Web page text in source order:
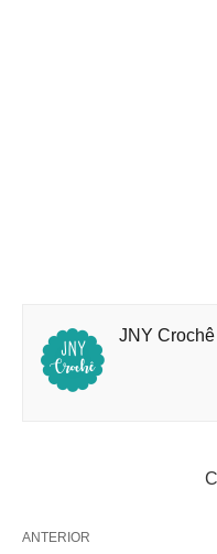
JNY Crochê
ANTERIOR